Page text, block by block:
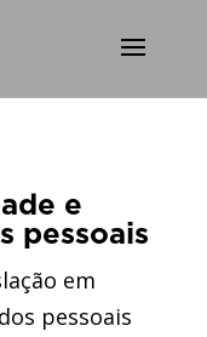
e
pessoais
em
pessoais